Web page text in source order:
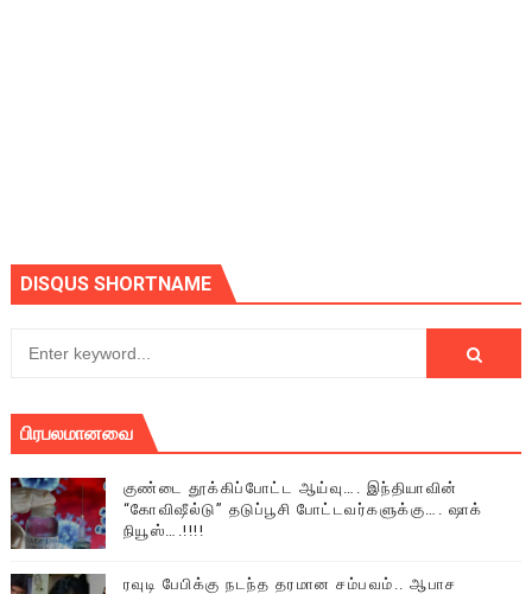
DISQUS SHORTNAME
பிரபலமானவை
குண்டை தூக்கிப்போட்ட ஆய்வு…. இந்தியாவின்
“கோவிஷீல்டு” தடுப்பூசி போட்டவர்களுக்கு…. ஷாக்
நியூஸ்….!!!!
ரவுடி பேபிக்கு நடந்த தரமான சம்பவம்.. ஆபாச